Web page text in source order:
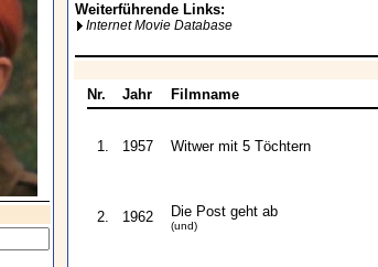
Weiterführende Links:
Internet Movie Database
Nr.
Jahr Filmname
1. 1957 Witwer mit 5 Töchtern
2. 1962 Die Post geht ab
(und)